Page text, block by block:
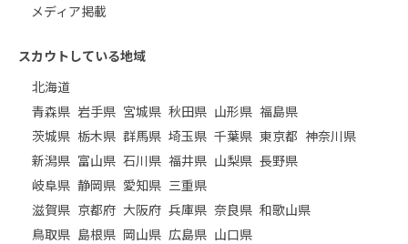
メディア掲載
スカウトしている地域
北海道
青森県 岩手県 宮城県 秋田県 山形県 福島県
茨城県 栃木県 群馬県 埼玉県 千葉県 東京都 神奈川県
新潟県 富山県 石川県 福井県 山梨県 長野県
岐阜県 静岡県 愛知県 三重県
滋賀県 京都府 大阪府 兵庫県 奈良県 和歌山県
鳥取県 島根県 岡山県 広島県 山口県